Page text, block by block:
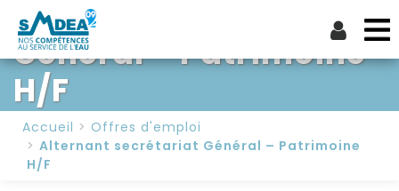
Alternant secrétariat
Général – Patrimoine
H/F
Accueil
Offres d'emploi
Alternant secrétariat Général – Patrimoine
H/F